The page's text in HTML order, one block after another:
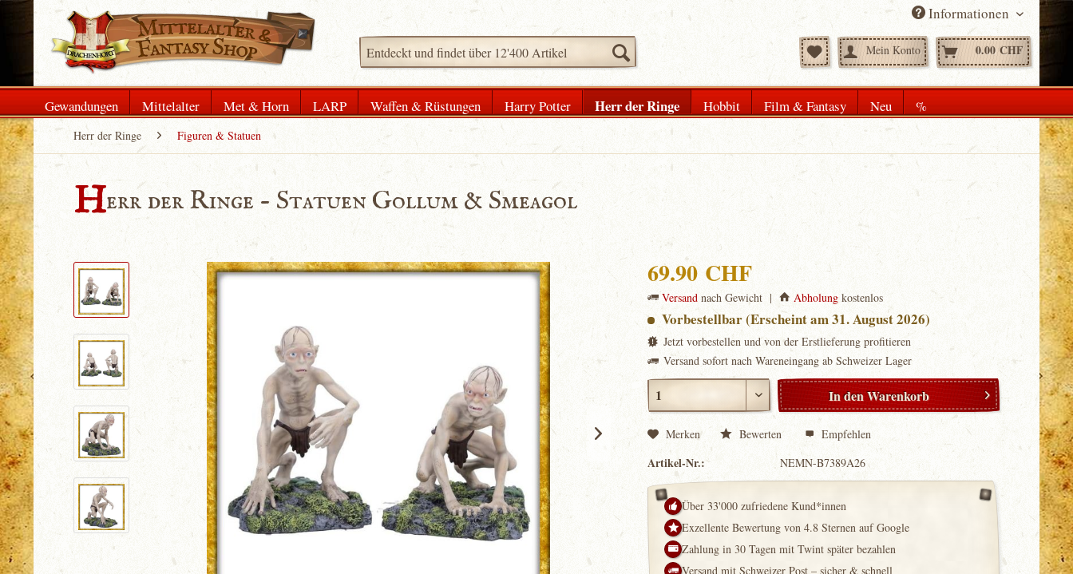
Informationen
Mein Konto 0.00 CHF
Gewandungen Mittelalter Met & Horn LARP Waffen & Rüstungen Harry Potter Herr der Ringe Hobbit Film & Fantasy Neu %
Herr der Ringe Figuren & Statuen
Herr der Ringe - Statuen Gollum & Smeagol
69.90 CHF
Versand nach Gewicht | Abholung kostenlos
Vorbestellbar (Erscheint am 31. August 2026)
Jetzt vorbestellen und von der Erstlieferung profitieren
Versand sofort nach Wareneingang ab Schweizer Lager
In denWarenkorb
Merken Bewerten Empfehlen
Artikel-Nr.: NEMN-B7389A26
Über 33'000 zufriedene Kund*innen
Exzellente Bewertung von 4.8 Sternen auf Google
Zahlung in 30 Tagen mit Twint später bezahlen
Versand mit Schweizer Post – sicher & schnell